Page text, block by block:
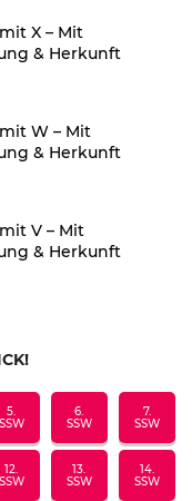
X – Mit
& Herkunft
W – Mit
& Herkunft
V – Mit
& Herkunft
5.
SSW
6.
SSW
7.
SSW
12.
SSW
13.
SSW
14.
SSW